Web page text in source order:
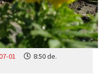
01
8:50 de.